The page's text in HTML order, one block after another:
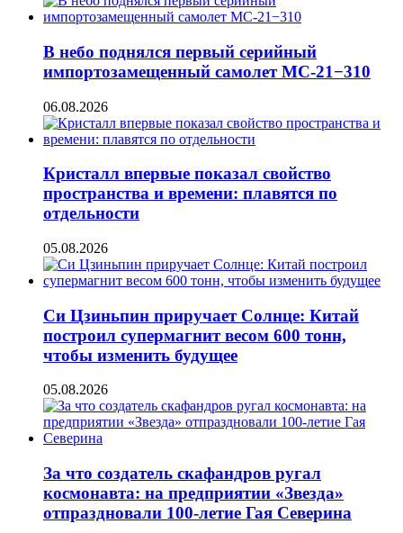
В небо поднялся первый серийный
импортозамещенный самолет МС-21−310
06.08.2026
Кристалл впервые показал свойство
пространства и времени: плавятся по
отдельности
05.08.2026
Си Цзиньпин приручает Солнце: Китай
построил супермагнит весом 600 тонн,
чтобы изменить будущее
05.08.2026
За что создатель скафандров ругал
космонавта: на предприятии «Звезда»
отпраздновали 100-летие Гая Северина